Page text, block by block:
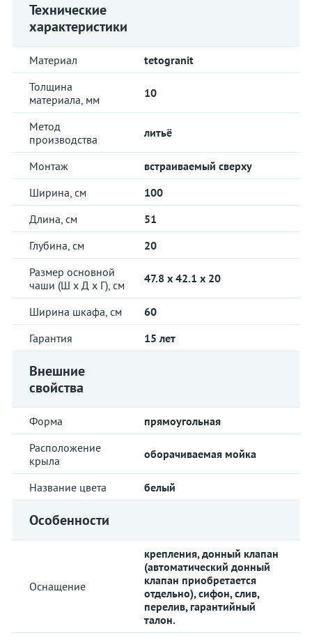
Технические
характеристики
Материал
tetogranit
Толщина
материала, мм
10
Метод
производства
литьё
Монтаж
встраиваемый сверху
Ширина, см
100
Длина, см
51
Глубина, см
20
Размер основной
чаши (Ш х Д х Г), см
47.8 x 42.1 x 20
Ширина шкафа, см
60
Гарантия
15 лет
Внешние
свойства
Форма
прямоугольная
Расположение
крыла
оборачиваемая мойка
Название цвета белый
Особенности
Оснащение
крепления, донный клапан
(автоматический донный
клапан приобретается
отдельно), сифон, слив,
перелив, гарантийный
талон.